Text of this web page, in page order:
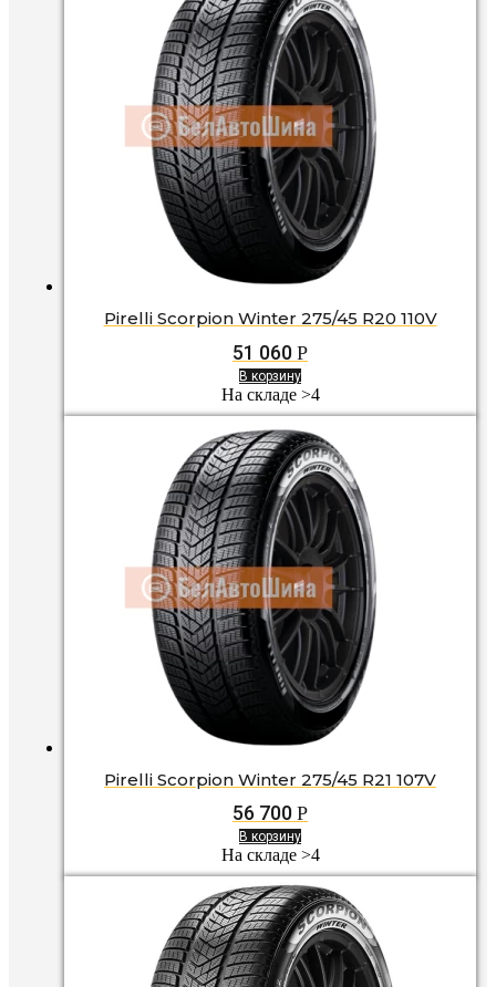
Pirelli Scorpion Winter 275/45 R20 110V
51 060 Р
В корзину
На складе >4
Pirelli Scorpion Winter 275/45 R21 107V
56 700 Р
В корзину
На складе >4